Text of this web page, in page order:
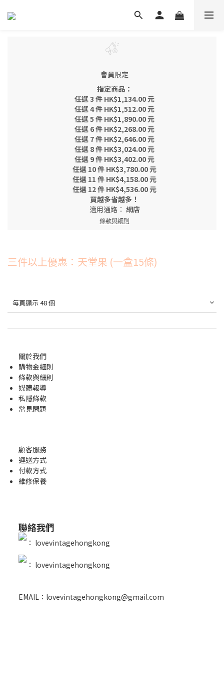
會員限定
指定商品：
任選 3 件 HK$1,134.00 元
任選 4 件 HK$1,512.00 元
任選 5 件 HK$1,890.00 元
任選 6 件 HK$2,268.00 元
任選 7 件 HK$2,646.00 元
任選 8 件 HK$3,024.00 元
任選 9 件 HK$3,402.00 元
任選 10 件 HK$3,780.00 元
任選 11 件 HK$4,158.00 元
任選 12 件 HK$4,536.00 元
買越多省越多！
適用通路： 網店
條款與細則
三件以上優惠：天堂果 (一盒15條)
每頁顯示 48 個
關於我們
購物金細則
條款與細則
媒體報導
私隱條款
常見問題
顧客服務
運送方式
付款方式
維修保養
聯絡我們
： lovevintagehongkong
： lovevintagehongkong
EMAIL：lovevintagehongkong@gmail.com